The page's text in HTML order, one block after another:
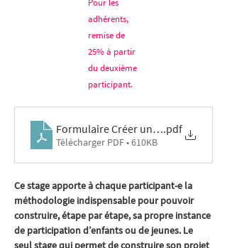
Pour les
adhérents,
remise de
25% à partir
du deuxième
participant.
Formulaire Créer une instance de
.pdf
Télécharger PDF • 610KB
Ce stage apporte à chaque participant-e la
méthodologie indispensable pour pouvoir
construire, étape par étape, sa propre instance
de participation d’enfants ou de jeunes. Le
seul stage qui permet de construire son projet